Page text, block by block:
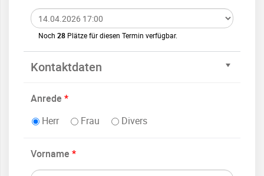
Noch 28 Plätze für diesen Termin verfügbar.
Kontaktdaten
Anrede *
Herr
Frau Divers
Vorname *